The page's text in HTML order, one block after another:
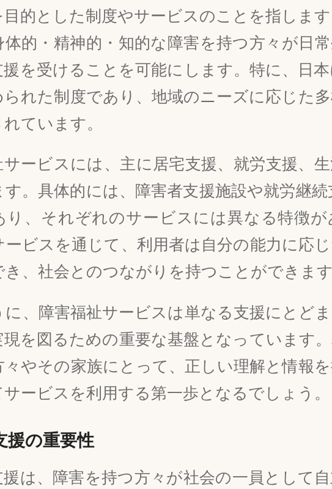
的とした制度やサービスのことを指しま
体的・精神的・知的な障害を持つ方々が日
援を受けることを可能にします。特に、日
れた制度であり、地域のニーズに応じた
ています。
ービスには、主に居宅支援、就労支援、
。具体的には、障害者支援施設や就労継続
り、それぞれのサービスには異なる特徴が
ビスを通じて、利用者は自分の能力に応
、社会とのつながりを持つことができます
に、障害福祉サービスは単なる支援にとど
を図るための重要な基盤となっています
やその家族にとって、正しい理解と情報を
ービスを利用する第一歩となるでしょう。
援の重要性
は、障害を持つ方々が社会の一員として